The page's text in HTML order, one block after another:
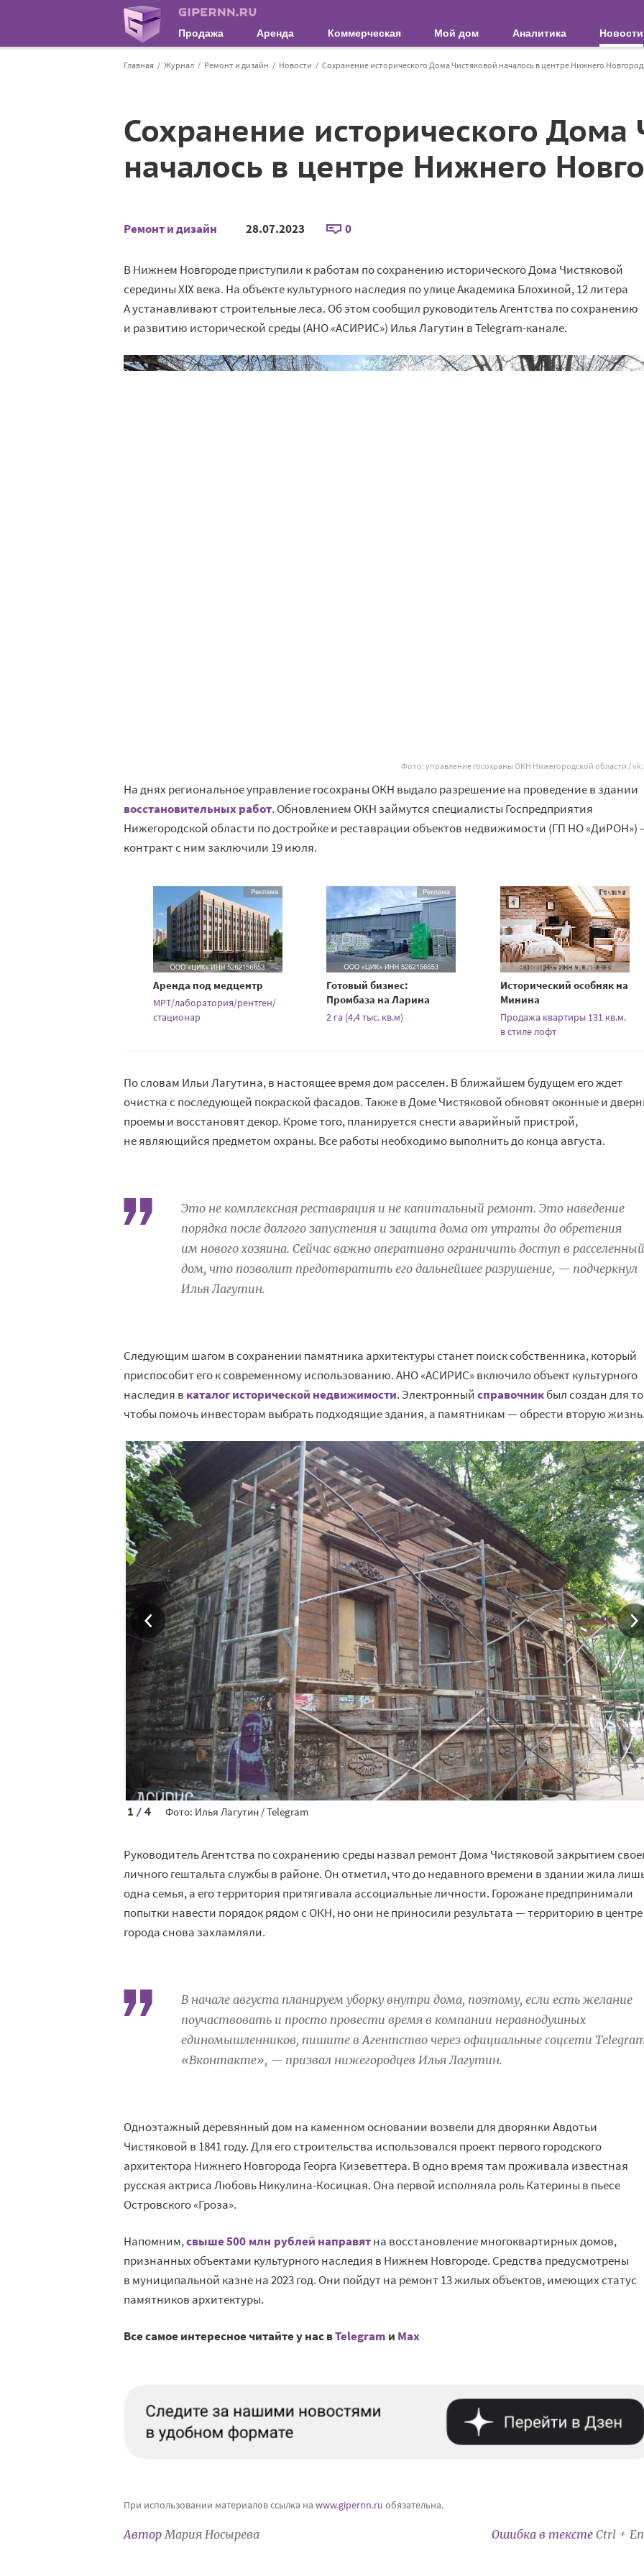
Продажа Аренда Коммерческая Мой дом Аналитика Новости
Главная Журнал Ремонт и дизайн Новости Сохранение исторического Дома Чистяковой началось в центре Нижнего
Сохранение исторического Дома
началось в центре Нижнего
Ремонт и дизайн 28.07.2023 0
В Нижнем Новгороде приступили к работам по сохранению исторического Дома Чистяковой
середины XIX века. На объекте культурного наследия по улице Академика Блохиной, 12 литера
А устанавливают строительные леса. Об этом сообщил руководитель Агентства по сохранению
и развитию исторической среды (АНО «АСИРИС») Илья Лагутин в Telegram-канале.
Фото: управление госохраны ОКН Нижегородской области /
На днях региональное управление госохраны ОКН выдало разрешение на проведение в здании
восстановительных работ. Обновлением ОКН займутся специалисты Госпредприятия
Нижегородской области по достройке и реставрации объектов недвижимости (ГП НО«ДиРОН»)
контракт с ним заключили 19 июля.
Аренда под медцентр
МРТ/лаборатория/рентген/
стационар
Готовый бизнес:
Промбаза на Ларина
2 га (4,4 тыс. кв.м)
Исторический особняк на
Минина
Продажа квартиры 131 кв.м.
в стиле лофт
По словам Ильи Лагутина, в настоящее время дом расселен. В ближайшем будущем его ждет
очистка с последующей покраской фасадов. Также в Доме Чистяковой обновят оконные и
проемы и восстановят декор. Кроме того, планируется снести аварийный пристрой,
не являющийся предметом охраны. Все работы необходимо выполнить до конца августа.
Это не комплексная реставрация и не капитальный ремонт. Это наведение
порядка после долгого запустения и защита дома от утраты до обретения
им нового хозяина. Сейчас важно оперативно ограничить доступ в расселенный
дом, что позволит предотвратить его дальнейшее разрушение, — подчеркнул
Илья Лагутин.
Следующим шагом в сохранении памятника архитектуры станет поиск собственника, который
приспособит его к современному использованию. АНО «АСИРИС» включило объект культурного
наследия в каталог исторической недвижимости. Электронныйсправочникбыл создан для
чтобы помочь инвесторам выбрать подходящие здания, а памятникам — обрести вторую
1 / 4 Фото: Илья Лагутин / Telegram
Руководитель Агентства по сохранению среды назвал ремонт Дома Чистяковой закрытием
личного гештальта службы в районе. Он отметил, что до недавного времени в здании жила
одна семья, а его территория притягивала ассоциальные личности. Горожане предпринимали
попытки навести порядок рядом с ОКН, но они не приносили результата — территорию в центре
города снова захламляли.
В начале августа планируем уборку внутри дома, поэтому, если есть желание
поучаствовать и просто провести время в компании неравнодушных
единомышленников, пишите в Агентство через официальные соцсети
«Вконтакте», — призвал нижегородцев Илья Лагутин.
Одноэтажный деревянный дом на каменном основании возвели для дворянки Авдотьи
Чистяковой в 1841 году. Для его строительства использовался проект первого городского
архитектора Нижнего Новгорода Георга Кизеветтера. В одно время там проживала известная
русская актриса Любовь Никулина-Косицкая. Она первой исполняла роль Катерины в пьесе
Островского «Гроза».
Напомним,свыше 500 млн рублей направятна восстановление многоквартирных домов,
признанных объектами культурного наследия в Нижнем Новгороде. Средства предусмотрены
в муниципальной казне на 2023 год. Они пойдут на ремонт 13 жилых объектов, имеющих статус
памятников архитектуры.
Все самое интересное читайте у нас вTelegram и Mах
При использовании материалов ссылка на www.gipernn.ru обязательна.
АвторМария Носырева Ошибка в тексте Ctrl +